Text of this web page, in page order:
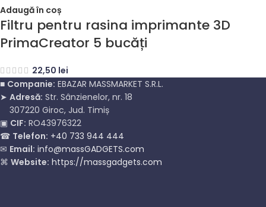
Adaugă în coș
Filtru pentru rasina imprimante 3D
PrimaCreator 5 bucăți
22,50 lei
■ Companie: EBAZAR MASSMARKET S.R.L.
➤ Adresă: Str. Sânzienelor, nr. 18
307220 Giroc, Jud. Timiș
▣ CIF: RO43976322
☎ Telefon: +40 733 944 444
✉ Email: info@massGADGETS.com
⌘ Website: https://massgadgets.com